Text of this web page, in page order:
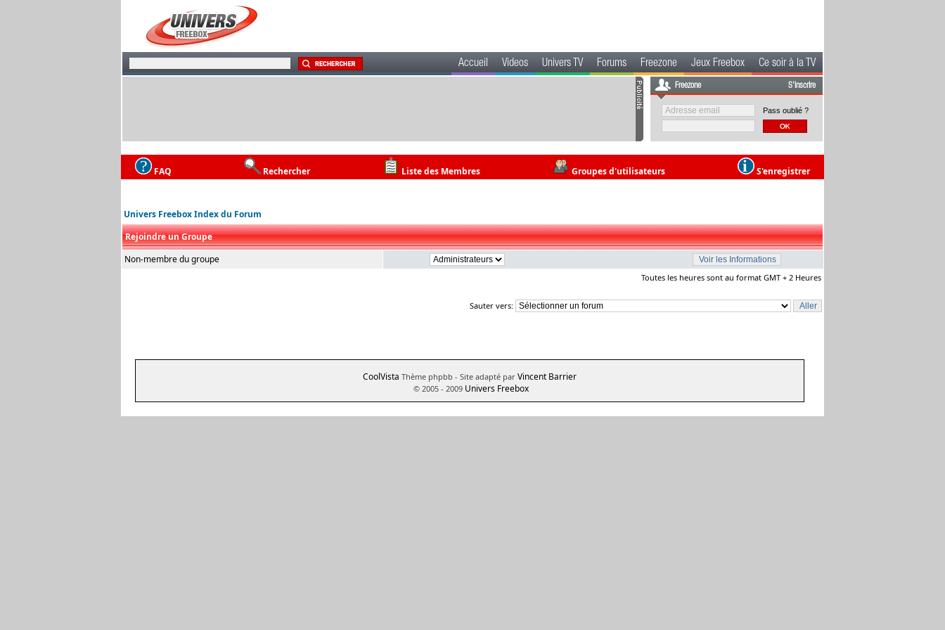
Accueil Videos Univers TV Forums Freezone Jeux Freebox Ce soir à la TV
Freezone S'inscrire
Pass oublié ?
FAQ Rechercher Liste des Membres Groupes d'utilisateurs S'enregistrer
Univers Freebox Index du Forum
Rejoindre un Groupe
Non-membre du groupe
Toutes les heures sont au format GMT + 2 Heures
Sauter vers:
CoolVista Thème phpbb - Site adapté par Vincent Barrier
© 2005 - 2009 Univers Freebox